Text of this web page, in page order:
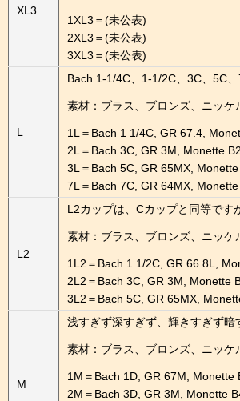
XL3
1XL3＝(未公表)
2XL3＝(未公表)
3XL3＝(未公表)
L
Bach 1-1/4C、1-1/2C、3C、5C
素材：ブラス、ブロンズ、ニッケ
1L＝Bach 1 1/4C, GR 67.4,
2L＝Bach 3C, GR 3M, Monette
3L＝Bach 5C, GR 65MX,
7L＝Bach 7C, GR 64MX,
L2
L2カップは、Cカップと同等です
素材：ブラス、ブロンズ、ニッケ
1L2＝Bach 1 1/2C, GR 66.8L,
2L2＝Bach 3C, GR 3M, Monette
3L2＝Bach 5C, GR 65MX,
M
浅すぎず深すぎず、輝きすぎず
素材：ブラス、ブロンズ、ニッケ
1M＝Bach 1D, GR 67M, Monette
2M＝Bach 3D, GR 3M, Monette